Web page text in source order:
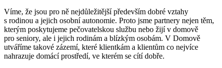
Víme, že jsou pro ně nejdůležitější především dobré vztahy
s rodinou a jejich osobní autonomie. Proto jsme partnery nejen těm,
kterým poskytujeme pečovatelskou službu nebo žijí v domově
pro seniory, ale i jejich rodinám a blízkým osobám. V Domově
utváříme takové zázemí, které klientkám a klientům co nejvíce
nahrazuje domácí prostředí, ve kterém se cítí dobře.